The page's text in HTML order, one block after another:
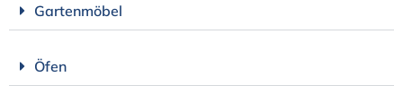
Gartenmöbel
Öfen